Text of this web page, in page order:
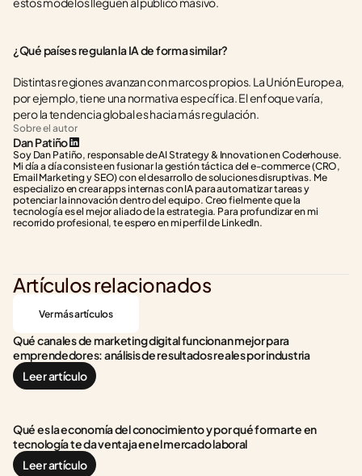
¿Qué países regulan la IA de forma similar?
Distintas regiones avanzan con marcos propios. La Unión Europea,
por ejemplo, tiene una normativa específica. El enfoque varía,
pero la tendencia global es hacia más regulación.
Sobre el autor
Dan Patiño
Soy Dan Patiño, responsable de AI Strategy & Innovation en Coderhouse.
Mi día a día consiste en fusionar la gestión táctica del e-commerce (CRO,
Email Marketing y SEO) con el desarrollo de soluciones disruptivas. Me
especializo en crear apps internas con IA para automatizar tareas y
potenciar la innovación dentro del equipo. Creo fielmente que la
tecnología es el mejor aliado de la estrategia. Para profundizar en mi
recorrido profesional, te espero en mi perfil de LinkedIn.
Artículos relacionados
Ver más artículos
Qué canales de marketing digital funcionan mejor para
emprendedores: análisis de resultados reales por industria
Leer artículo
Qué es la economía del conocimiento y por qué formarte en
tecnología te da ventaja en el mercado laboral
Leer artículo